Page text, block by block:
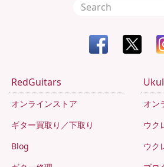
RedGuitars
オンラインストア
ギター買取り／下取り
Blog
オン
ウク
ウク